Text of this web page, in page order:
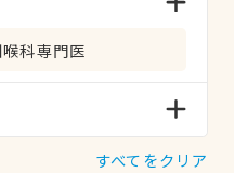
科専門医
すべてをクリア